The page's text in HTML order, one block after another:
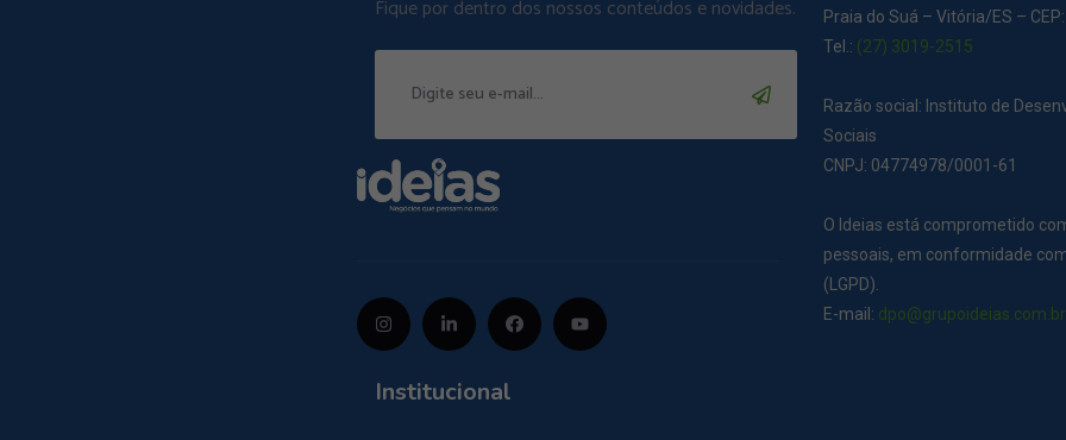
Fique por dentro dos nossos conteúdos e novidades.
Institucional
Praia do Suá – Vitória/ES –
Tel.: (27) 3019-2515
Razão social: Instituto de
Sociais
CNPJ: 04774978/0001-61
O Ideias está comprometido
pessoais, em conformidade
(LGPD).
E-mail: dpo@grupoideias.com.br